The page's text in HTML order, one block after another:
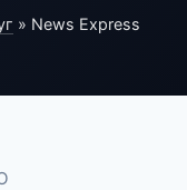
» News Express